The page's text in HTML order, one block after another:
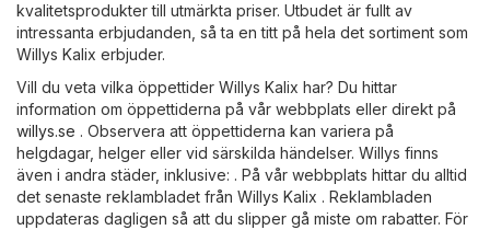
kvalitetsprodukter till utmärkta priser. Utbudet är fullt av
intressanta erbjudanden, så ta en titt på hela det sortiment som
Willys Kalix erbjuder.
Vill du veta vilka öppettider Willys Kalix har? Du hittar
information om öppettiderna på vår webbplats eller direkt på
willys.se . Observera att öppettiderna kan variera på
helgdagar, helger eller vid särskilda händelser. Willys finns
även i andra städer, inklusive: . På vår webbplats hittar du alltid
det senaste reklambladet från Willys Kalix . Reklambladen
uppdateras dagligen så att du slipper gå miste om rabatter. För